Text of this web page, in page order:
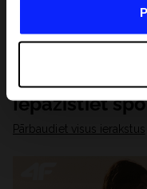
Jūsu atļauju, mēs
saviem partneriem,
saturu un uzlabotu
( piem. socialos
mūsu Privātuma
Iepazīstiet
Pārbaudiet visus ierakstus